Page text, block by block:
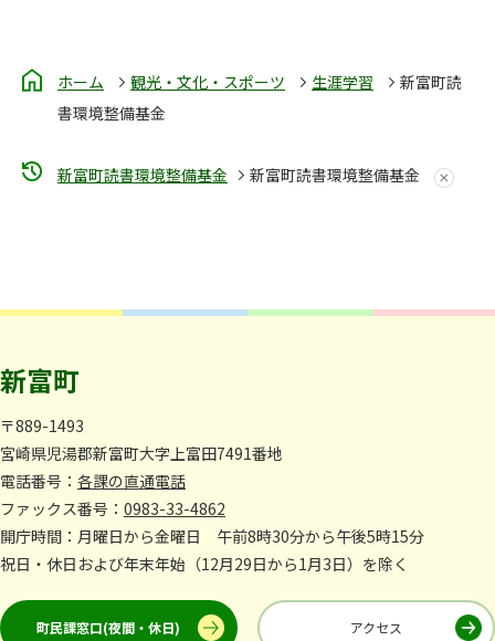
ホーム 観光・文化・スポーツ 生涯学習
新富町読
書環境整備基金
新富町読書環境整備基金 新富町読書環境整備基金
新富町
〒889-1493
宮崎県児湯郡新富町大字上富田7491番地
電話番号： 各課の直通電話
ファックス番号： 0983-33-4862
開庁時間：月曜日から金曜日 午前8時30分から午後5時15分
祝日・休日および年末年始（12月29日から1月3日）を除く
町民課窓口(夜間・休日) アクセス